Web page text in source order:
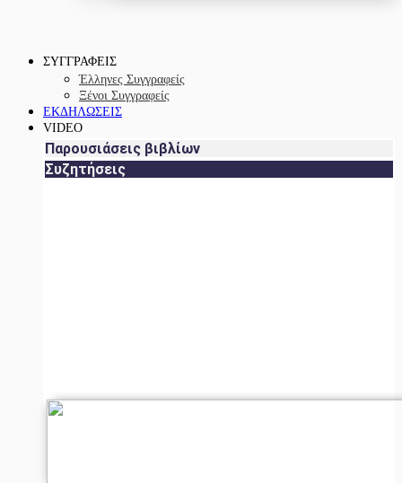
ΣΥΓΓΡΑΦΕΙΣ
Έλληνες Συγγραφείς
Ξένοι Συγγραφείς
ΕΚΔΗΛΩΣΕΙΣ
VIDEO
Παρουσιάσεις βιβλίων
Συζητήσεις